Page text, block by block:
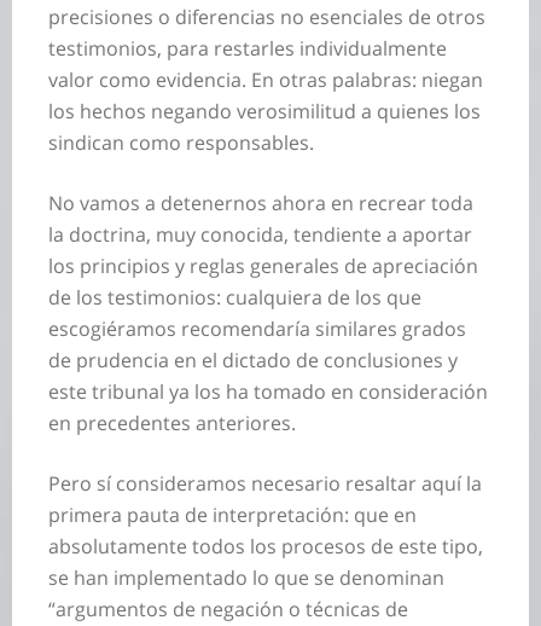
precisiones o diferencias no esenciales de otros
testimonios, para restarles individualmente
valor como evidencia. En otras palabras: niegan
los hechos negando verosimilitud a quienes los
sindican como responsables.
No vamos a detenernos ahora en recrear toda
la doctrina, muy conocida, tendiente a aportar
los principios y reglas generales de apreciación
de los testimonios: cualquiera de los que
escogiéramos recomendaría similares grados
de prudencia en el dictado de conclusiones y
este tribunal ya los ha tomado en consideración
en precedentes anteriores.
Pero sí consideramos necesario resaltar aquí la
primera pauta de interpretación: que en
absolutamente todos los procesos de este tipo,
se han implementado lo que se denominan
“argumentos de negación o técnicas de